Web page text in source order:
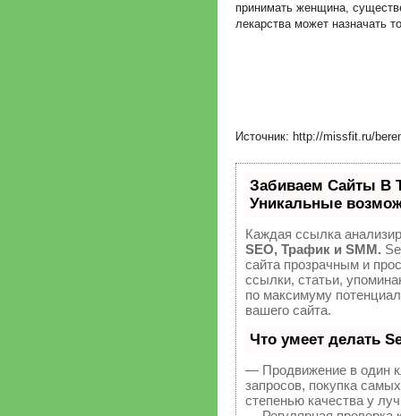
принимать женщина,
лекарства может назначать
Источник: http://missfit.ru/
Забиваем Сайты
Уникальные
Каждая ссылка
SEO, Трафик и SMM.
сайта прозрачным и
ссылки, статьи,
по максимуму
вашего сайта.
Что умеет делать
— Продвижение в один
запросов, покупка
степенью качества у